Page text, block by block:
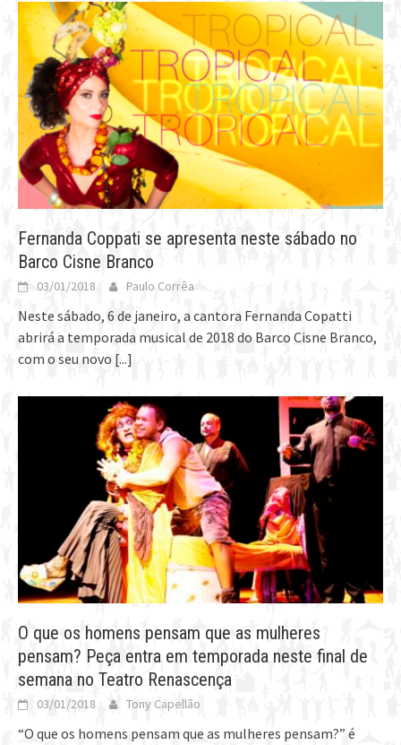
Fernanda Coppati se apresenta neste sábado no
Barco Cisne Branco
03/01/2018 Paulo Corrêa
Neste sábado, 6 de janeiro, a cantora Fernanda Copatti
abrirá a temporada musical de 2018 do Barco Cisne Branco,
com o seu novo [...]
O que os homens pensam que as mulheres
pensam? Peça entra em temporada neste final de
semana no Teatro Renascença
03/01/2018 Tony Capellão
“O que os homens pensam que as mulheres pensam?” é